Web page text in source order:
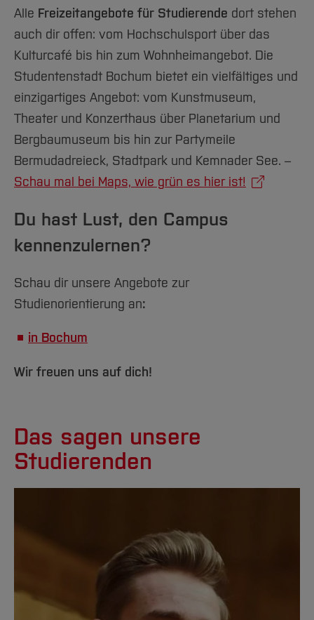
Alle Freizeitangebote für Studierende dort stehen
auch dir offen: vom Hochschulsport über das
Kulturcafé bis hin zum Wohnheimangebot. Die
Studentenstadt Bochum bietet ein vielfältiges und
einzigartiges Angebot: vom Kunstmuseum,
Theater und Konzerthaus über Planetarium und
Bergbaumuseum bis hin zur Partymeile
Bermudadreieck, Stadtpark und Kemnader See. –
Schau mal bei Maps, wie grün es hier ist!
Du hast Lust, den Campus
kennenzulernen?
Schau dir unsere Angebote zur
Studienorientierung an:
in Bochum
Wir freuen uns auf dich!
Das sagen unsere
Studierenden